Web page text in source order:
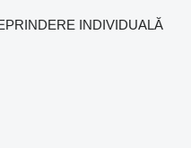
INDIVIDUALĂ